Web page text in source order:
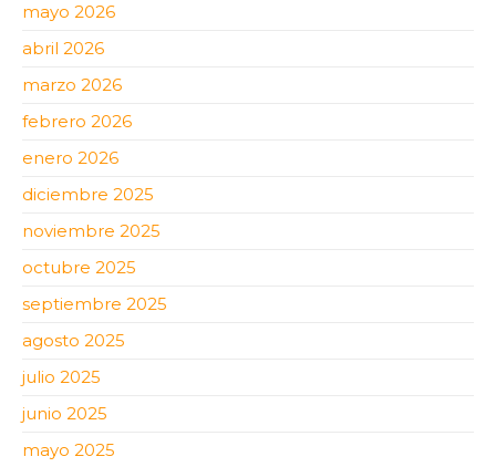
mayo 2026
abril 2026
marzo 2026
febrero 2026
enero 2026
diciembre 2025
noviembre 2025
octubre 2025
septiembre 2025
agosto 2025
julio 2025
junio 2025
mayo 2025